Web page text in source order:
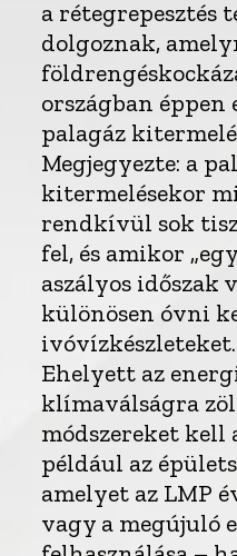
a rétegrepesztés
dolgoznak,
országban
palagáz
Megjegyezte: a
kitermelésekor
rendkívül sok
fel, és amikor
aszályos időszak
különösen óvni
ivóvízkészleteket.
Ehelyett az
klímaválságra
módszereket
például az
amelyet az LMP
vagy a megújuló